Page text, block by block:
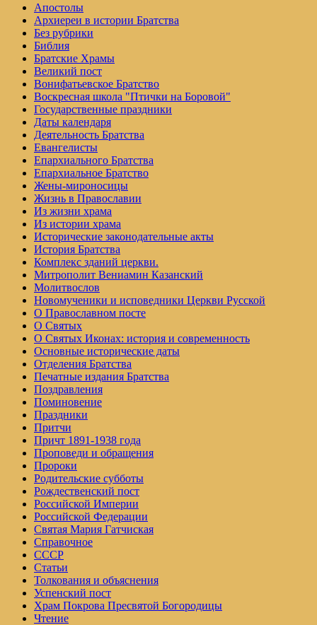
Апостолы
Архиереи в истории Братства
Без рубрики
Библия
Братские Храмы
Великий пост
Вонифатьевское Братство
Воскресная школа "Птички на Боровой"
Государственные праздники
Даты календаря
Деятельность Братства
Евангелисты
Епархиального Братства
Епархиальное Братство
Жены-мироносицы
Жизнь в Православии
Из жизни храма
Из истории храма
Исторические законодательные акты
История Братства
Комплекс зданий церкви.
Митрополит Вениамин Казанский
Молитвослов
Но­во­му­че­ни­ки и ис­по­вед­ни­ки Церк­ви Рус­ской
О Православном посте
О Святых
О Святых Иконах: история и современность
Основные исторические даты
Отделения Братства
Печатные издания Братства
Поздравления
Поминовение
Праздники
Притчи
Причт 1891-1938 года
Проповеди и обращения
Пророки
Родительские субботы
Рождественский пост
Российской Империи
Российской Федерации
Святая Мария Гатчиская
Справочное
СССР
Статьи
Толкования и объяснения
Успенский пост
Храм Покрова Пресвятой Богородицы
Чтение